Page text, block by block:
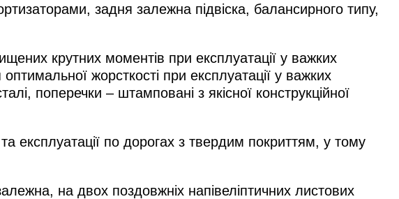
задня залежна підвіска, балансирного типу,
крутних моментів при експлуатації у важких
жорсткості при експлуатації у важких
поперечки – штамповані з якісної конструкційної
експлуатації по дорогах з твердим покриттям, у тому
на двох поздовжніх напівеліптичних листових